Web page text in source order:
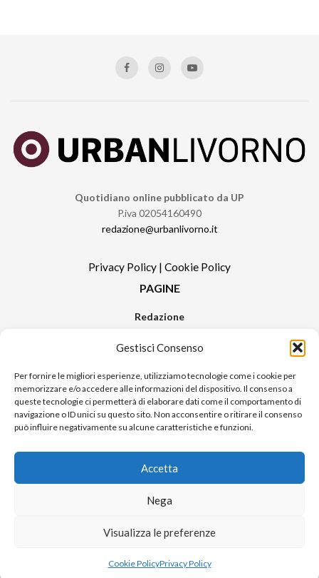
Gestisci Consenso
Per fornire le migliori esperienze, utilizziamo tecnologie come i cookie per
memorizzare e/o accedere alle informazioni del dispositivo. Il consenso a
queste tecnologie ci permetterà di elaborare dati come il comportamento di
navigazione o ID unici su questo sito. Non acconsentire o ritirare il consenso
può influire negativamente su alcune caratteristiche e funzioni.
Accetta
Nega
Visualizza le preferenze
Cookie PolicyPrivacy Policy
Quotidiano online pubblicato da UP
P.iva 02054160490
redazione@urbanlivorno.it
Privacy Policy | Cookie Policy
PAGINE
Redazione
Pubblicità
Sitemap
RUBRICHE
Notizie in Primo Piano
Urban Video
Livorno FAQs
© 2024 UP di Poggianti Simona | Urban Livorno è una testata giornalistica
iscritta al numero n. 09/2018 del Registro Stampa del Tribunale di Livorno